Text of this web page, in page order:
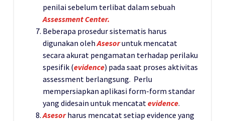
penilai sebelum terlibat dalam sebuah
Assessment Center.
Beberapa prosedur sistematis harus
digunakan olehAsesoruntuk mencatat
secara akurat pengamatan terhadap perilaku
spesifik (evidence) pada saat proses aktivitas
assessment berlangsung. Perlu
mempersiapkan aplikasi form-form standar
yang didesain untuk mencatat evidence.
Asesorharus mencatat setiap evidence yang